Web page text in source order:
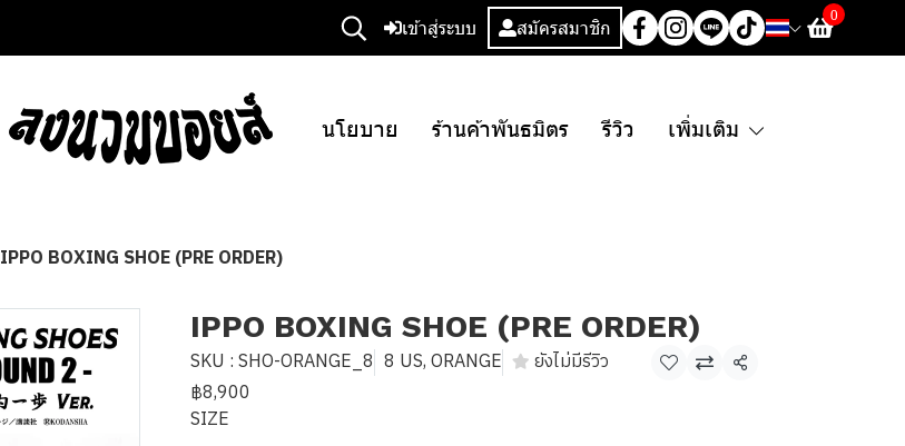
เข้าสู่ระบบ สมัครสมาชิก
0
นโยบาย ร้านค้าพันธมิตร รีวิว เพิ่มเติม
IPPO BOXING SHOE (PRE ORDER)
IPPO BOXING SHOE (PRE ORDER)
SKU : SHO-ORANGE_8 8 US, ORANGE ยังไม่มีรีวิว แชร์
฿8,900
SIZE